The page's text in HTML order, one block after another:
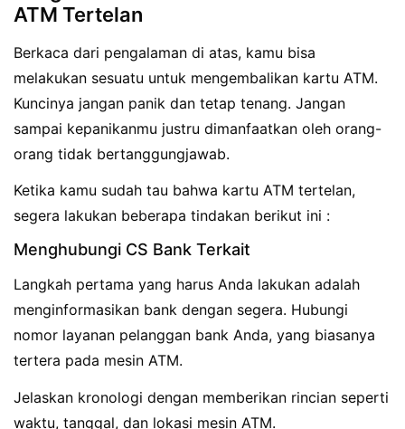
ATM Tertelan
Berkaca dari pengalaman di atas, kamu bisa
melakukan sesuatu untuk mengembalikan kartu ATM.
Kuncinya jangan panik dan tetap tenang. Jangan
sampai kepanikanmu justru dimanfaatkan oleh orang-
orang tidak bertanggungjawab.
Ketika kamu sudah tau bahwa kartu ATM tertelan,
segera lakukan beberapa tindakan berikut ini :
Menghubungi CS Bank Terkait
Langkah pertama yang harus Anda lakukan adalah
menginformasikan bank dengan segera. Hubungi
nomor layanan pelanggan bank Anda, yang biasanya
tertera pada mesin ATM.
Jelaskan kronologi dengan memberikan rincian seperti
waktu, tanggal, dan lokasi mesin ATM.